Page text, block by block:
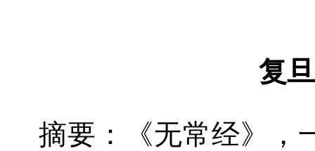
复
摘要：《无常经》，